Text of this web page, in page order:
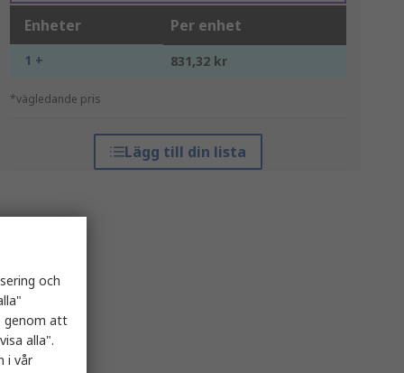
Enheter Per enhet
1 + 831,32 kr
*vägledande pris
Lägg till din lista
och
genom att
alla".
i vår